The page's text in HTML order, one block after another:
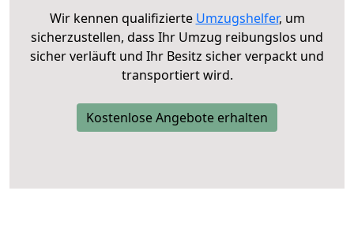
Wir kennen qualifizierte Umzugshelfer, um
sicherzustellen, dass Ihr Umzug reibungslos und
sicher verläuft und Ihr Besitz sicher verpackt und
transportiert wird.
Kostenlose Angebote erhalten